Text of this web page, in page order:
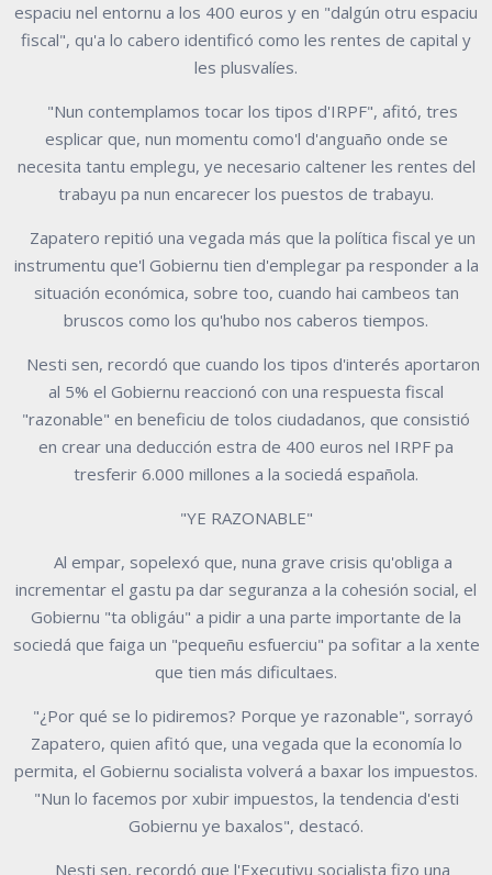
espaciu nel entornu a los 400 euros y en "dalgún otru espaciu
fiscal", qu'a lo cabero identificó como les rentes de capital y
les plusvalíes.
"Nun contemplamos tocar los tipos d'IRPF", afitó, tres
esplicar que, nun momentu como'l d'anguaño onde se
necesita tantu emplegu, ye necesario caltener les rentes del
trabayu pa nun encarecer los puestos de trabayu.
Zapatero repitió una vegada más que la política fiscal ye un
instrumentu que'l Gobiernu tien d'emplegar pa responder a la
situación económica, sobre too, cuando hai cambeos tan
bruscos como los qu'hubo nos caberos tiempos.
Nesti sen, recordó que cuando los tipos d'interés aportaron
al 5% el Gobiernu reaccionó con una respuesta fiscal
"razonable" en beneficiu de tolos ciudadanos, que consistió
en crear una deducción estra de 400 euros nel IRPF pa
tresferir 6.000 millones a la sociedá española.
"YE RAZONABLE"
Al empar, sopelexó que, nuna grave crisis qu'obliga a
incrementar el gastu pa dar seguranza a la cohesión social, el
Gobiernu "ta obligáu" a pidir a una parte importante de la
sociedá que faiga un "pequeñu esfuerciu" pa sofitar a la xente
que tien más dificultaes.
"¿Por qué se lo pidiremos? Porque ye razonable", sorrayó
Zapatero, quien afitó que, una vegada que la economía lo
permita, el Gobiernu socialista volverá a baxar los impuestos.
"Nun lo facemos por xubir impuestos, la tendencia d'esti
Gobiernu ye baxalos", destacó.
Nesti sen, recordó que l'Executivu socialista fizo una